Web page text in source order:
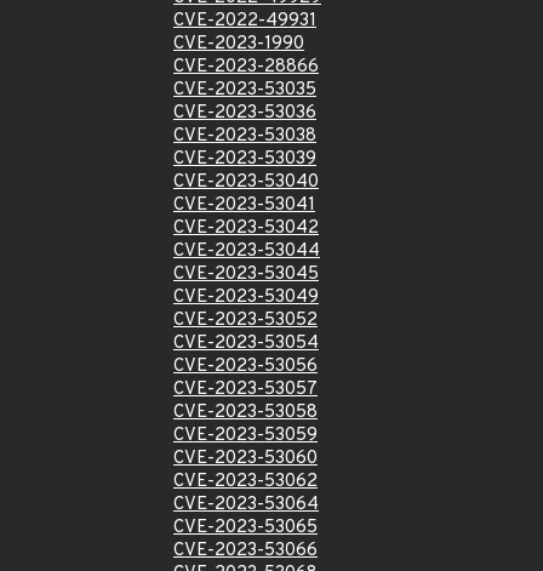
CVE-2022-49931
CVE-2023-1990
CVE-2023-28866
CVE-2023-53035
CVE-2023-53036
CVE-2023-53038
CVE-2023-53039
CVE-2023-53040
CVE-2023-53041
CVE-2023-53042
CVE-2023-53044
CVE-2023-53045
CVE-2023-53049
CVE-2023-53052
CVE-2023-53054
CVE-2023-53056
CVE-2023-53057
CVE-2023-53058
CVE-2023-53059
CVE-2023-53060
CVE-2023-53062
CVE-2023-53064
CVE-2023-53065
CVE-2023-53066